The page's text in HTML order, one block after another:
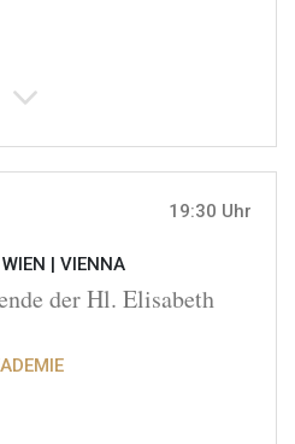
19:30 Uhr
| VIENNA
der Hl. Elisabeth